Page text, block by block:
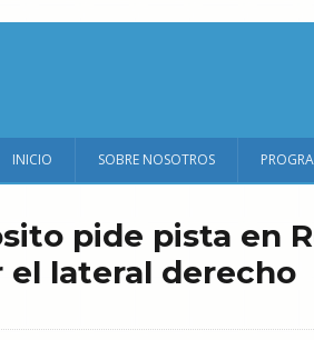
INICIO SOBRE NOSOTROS
pide pista en
lateral derecho